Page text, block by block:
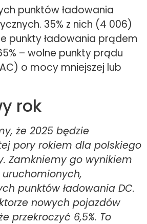
punktów ładowania
35% z nich (4 006)
punkty ładowania prądem
– wolne punkty prądu
o mocy mniejszej lub
rok
że 2025 będzie
pory rokiem dla polskiego
Zamkniemy go wynikiem
uruchomionych,
punktów ładowania DC.
nowych pojazdów
przekroczyć 6,5%. To